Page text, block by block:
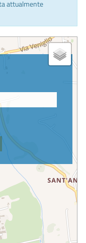
attualmente